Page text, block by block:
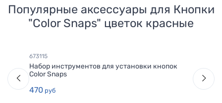
Популярные аксессуары для Кнопки
"Color Snaps" цветок красные
673115
Набор инструментов для установки кнопок
Color Snaps
470 руб